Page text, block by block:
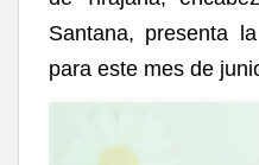
Santana, presenta
para este mes de